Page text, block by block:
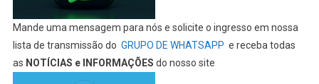
Mande uma mensagem para nós e solicite o ingresso em nossa
lista de transmissão do GRUPO DE WHATSAPP e receba todas
as NOTÍCIAS e INFORMAÇÕES do nosso site